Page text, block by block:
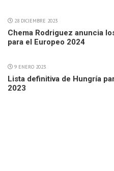
28 DICIEMBRE 2023
Chema Rodriguez anuncia
para el Europeo 2024
9 ENERO 2023
Lista definitiva de Hungría
2023